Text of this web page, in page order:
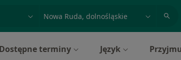
miasto lub dzielnica
Dostępne terminy Język